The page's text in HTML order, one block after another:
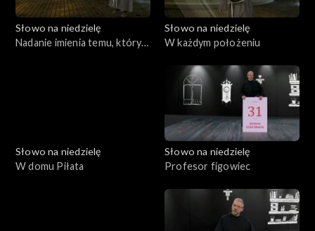
Słowo na niedzielę
Nadanie imienia temu, który
Słowo na niedzielę
W każdym położeniu
Słowo na niedzielę
W domu Piłata
Słowo na niedzielę
Profesor figowiec